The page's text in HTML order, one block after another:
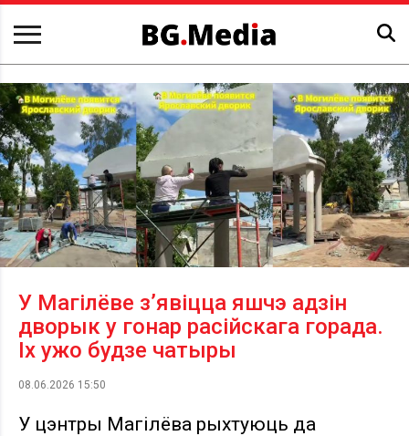
У Магілёве з’явіцца яшчэ адзін
дворык у гонар расійскага горада.
Іх ужо будзе чатыры
08.06.2026 15:50
У цэнтры Магілёва рыхтуюць да